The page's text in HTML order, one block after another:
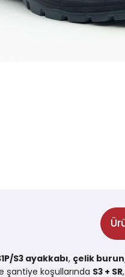
S3 ayakkabı, çelik
şantiye koşullarında S3 + SR